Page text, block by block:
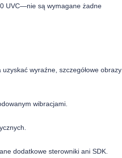
UVC—nie są wymagane żadne
wyraźne, szczegółowe obrazy
wibracjami.
dodatkowe sterowniki ani SDK.